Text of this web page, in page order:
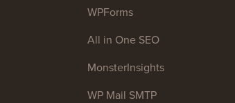
WPForms
All in One SEO
MonsterInsights
WP Mail SMTP